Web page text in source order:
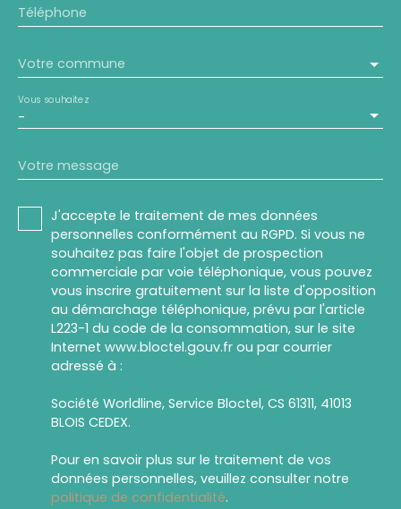
Téléphone
Votre commune
-
Vous souhaitez
Votre message
J'accepte le traitement de mes données
personnelles conformément au RGPD. Si vous ne
souhaitez pas faire l'objet de prospection
commerciale par voie téléphonique, vous pouvez
vous inscrire gratuitement sur la liste d'opposition
au démarchage téléphonique, prévu par l'article
L223-1 du code de la consommation, sur le site
Internet www.bloctel.gouv.fr ou par courrier
adressé à :
Société Worldline, Service Bloctel, CS 61311, 41013
BLOIS CEDEX.
Pour en savoir plus sur le traitement de vos
données personnelles, veuillez consulter notre
politique de confidentialité.